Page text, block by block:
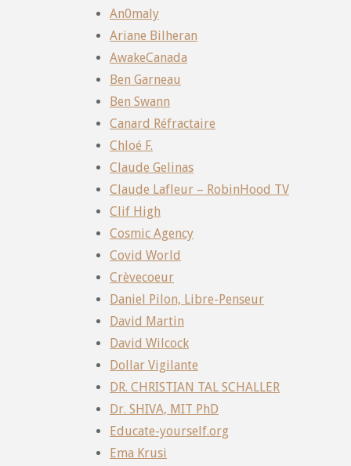
An0maly
Ariane Bilheran
AwakeCanada
Ben Garneau
Ben Swann
Canard Réfractaire
Chloé F.
Claude Gelinas
Claude Lafleur – RobinHood TV
Clif High
Cosmic Agency
Covid World
Crèvecoeur
Daniel Pilon, Libre-Penseur
David Martin
David Wilcock
Dollar Vigilante
DR. CHRISTIAN TAL SCHALLER
Dr. SHIVA, MIT PhD
Educate-yourself.org
Ema Krusi